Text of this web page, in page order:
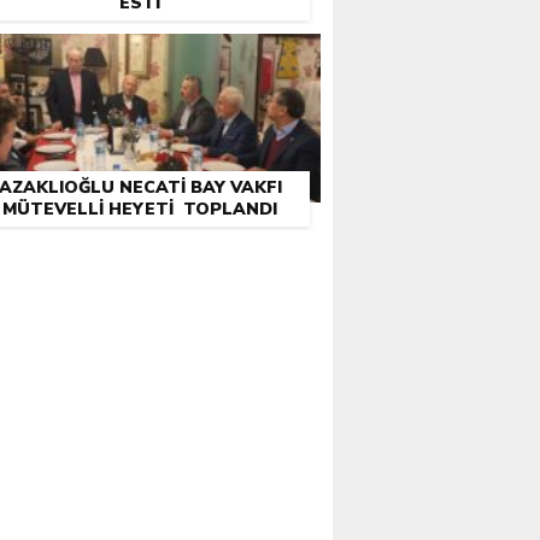
AZAKLIOĞLU NECATI BAY VAKFI
MÜTEVELLI HEYETI TOPLANDI